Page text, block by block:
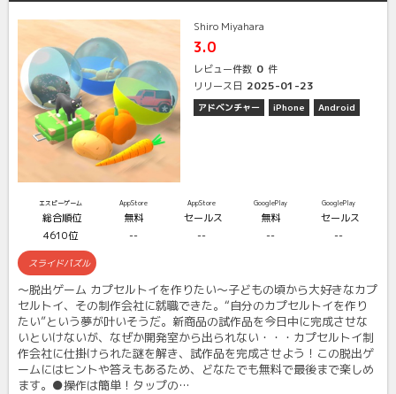
Shiro Miyahara
3.0
レビュー件数 0 件
リリース日 2025-01-23
アドベンチャー iPhone Android
エスピーゲーム
総合順位
4610位
AppStore
無料
--
AppStore
セールス
--
GooglePlay
無料
--
GooglePlay
セールス
--
スライドパズル
〜脱出ゲーム カプセルトイを作りたい〜子どもの頃から大好きなカプ
セルトイ、その制作会社に就職できた。“自分のカプセルトイを作り
たい”という夢が叶いそうだ。新商品の試作品を今日中に完成させな
いといけないが、なぜか開発室から出られない・・・カプセルトイ制
作会社に仕掛けられた謎を解き、試作品を完成させよう！この脱出ゲ
ームにはヒントや答えもあるため、どなたでも無料で最後まで楽しめ
ます。●操作は簡単！タップの…